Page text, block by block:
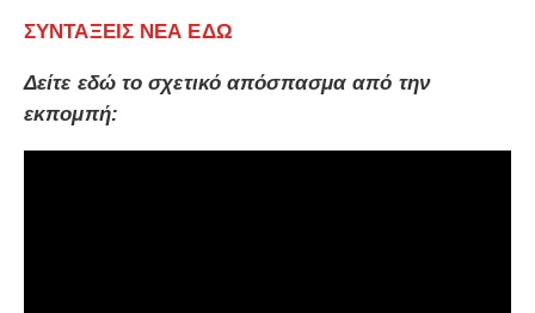
ΣΥΝΤΑΞΕΙΣ ΝΕΑ ΕΔΩ
Δείτε εδώ το σχετικό απόσπασμα από την
εκπομπή: